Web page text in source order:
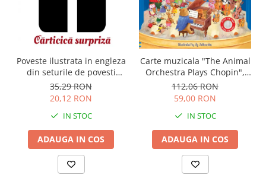
Poveste ilustrata in engleza
din seturile de povesti
Usborne
35,29 RON
20,12 RON
IN STOC
ADAUGA IN COS
Carte muzicala "The Animal
Orchestra Plays Chopin",
cartonata, Usborne
112,06 RON
59,00 RON
IN STOC
ADAUGA IN COS